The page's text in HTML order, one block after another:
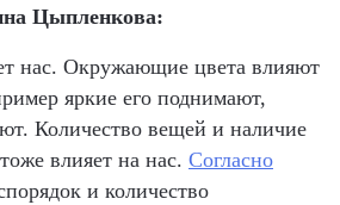
Цыпленкова:
нас. Окружающие цвета влияют
яркие его поднимают,
Количество вещей и наличие
влияет на нас. Согласно
и количество